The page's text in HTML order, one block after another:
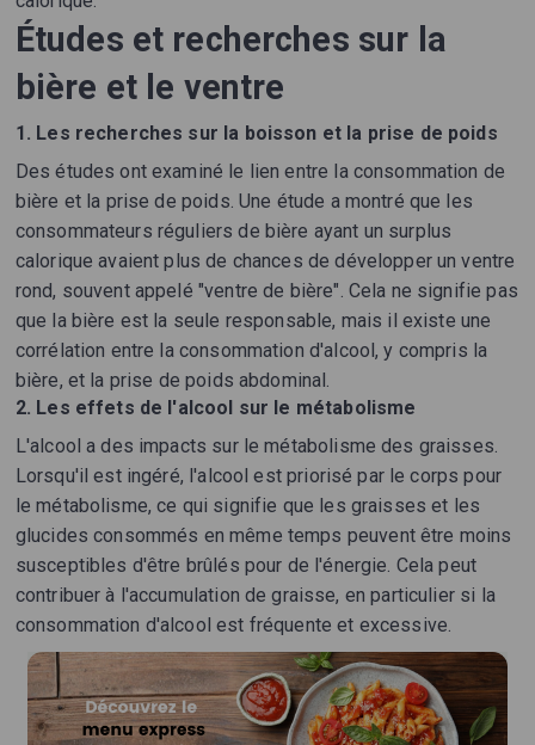
Études et recherches sur la
bière et le ventre
1. Les recherches sur la boisson et la prise de poids
Des études ont examiné le lien entre la consommation de
bière et la prise de poids. Une étude a montré que les
consommateurs réguliers de bière ayant un surplus
calorique avaient plus de chances de développer un ventre
rond, souvent appelé "ventre de bière". Cela ne signifie pas
que la bière est la seule responsable, mais il existe une
corrélation entre la consommation d'alcool, y compris la
bière, et la prise de poids abdominal.
2. Les effets de l'alcool sur le métabolisme
L'alcool a des impacts sur le métabolisme des graisses.
Lorsqu'il est ingéré, l'alcool est priorisé par le corps pour
le métabolisme, ce qui signifie que les graisses et les
glucides consommés en même temps peuvent être moins
susceptibles d'être brûlés pour de l'énergie. Cela peut
contribuer à l'accumulation de graisse, en particulier si la
consommation d'alcool est fréquente et excessive.